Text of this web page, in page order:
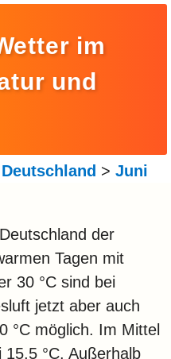
im
und
Deutschland > Juni
der
Tagen mit
30 °C sind bei
jetzt aber auch
°C möglich. Im Mittel
15,5 °C. Außerhalb